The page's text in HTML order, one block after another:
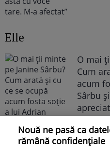
Elle
O mai
Cum
acum
Sârbu
fost
Foto
Nouă ne pasă ca
rămână confidențiale